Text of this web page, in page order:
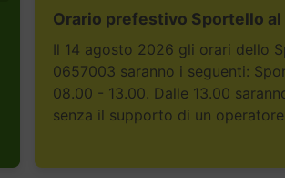
Orario prefestivo Sportello
Il 14 agosto 2026 gli orari dello
0657003 saranno i seguenti:
08.00 - 13.00. Dalle 13.00
senza il supporto di un